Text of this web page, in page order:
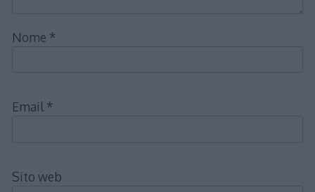
Nome *
Email*
Sito web